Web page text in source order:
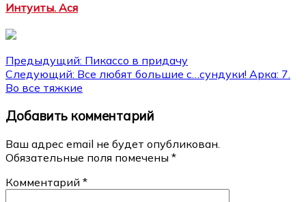
Интуиты. Ася
Навигация
по
записям
Предыдущий: Пикассо в придачу
Следующий: Все любят большие с…сундуки! Арка: 7.
Во все тяжкие
Добавить комментарий
Ваш адрес email не будет опубликован.
Обязательные поля помечены *
Комментарий *